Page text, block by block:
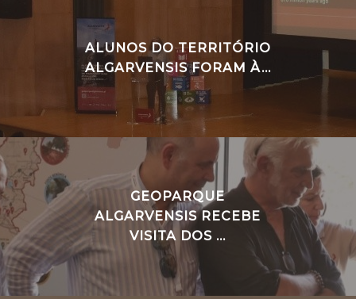
ALUNOS DO TERRITÓRIO
ALGARVENSIS FORAM À...
GEOPARQUE
ALGARVENSIS RECEBE
VISITA DOS ...